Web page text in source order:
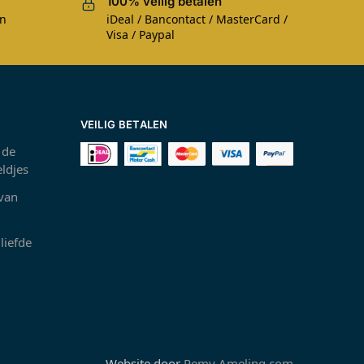
iDeal / Bancontact / MasterCard /
Visa / Paypal
VEILIG BETALEN